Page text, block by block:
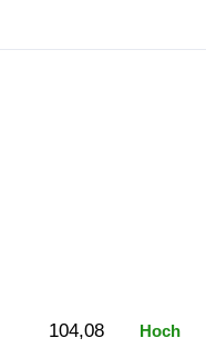
104,08 Hoch
Land